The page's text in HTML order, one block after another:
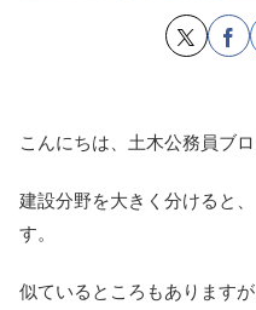
こんにちは、土木公務員ブ
建設分野を大きく分けると
す。
似ているところもあります